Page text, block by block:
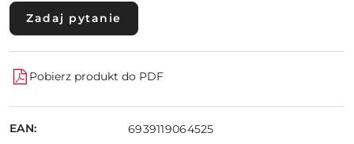
Zadaj pytanie
Pobierz produkt do PDF
EAN: 6939119064525